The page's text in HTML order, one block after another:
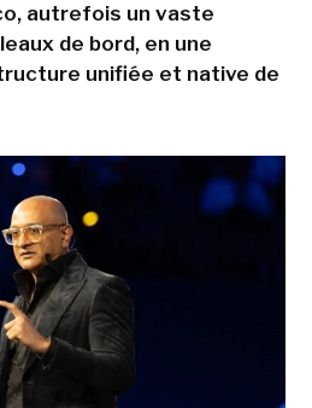
autrefois un vaste
de bord, en une
unifiée et native de